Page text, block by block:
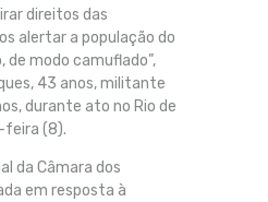
direitos das
alertar a população do
de modo camuflado”,
43 anos, militante
durante ato no Rio de
feira (8).
da Câmara dos
em resposta à